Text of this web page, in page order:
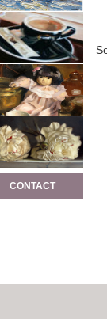
CONTACT